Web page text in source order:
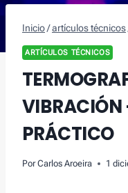
Inicio/artículos técnicos
ARTÍCULOS TÉCNICOS
VIBRACIÓN
PRÁCTICO
Por Carlos Aroeira 1